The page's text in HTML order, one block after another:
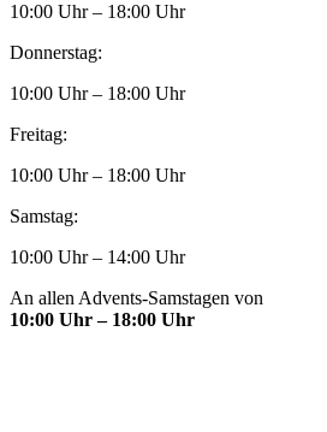
10:00 Uhr – 18:00 Uhr
Donnerstag:
10:00 Uhr – 18:00 Uhr
Freitag:
10:00 Uhr – 18:00 Uhr
Samstag:
10:00 Uhr – 14:00 Uhr
An allen Advents-Samstagen von
10:00 Uhr – 18:00 Uhr